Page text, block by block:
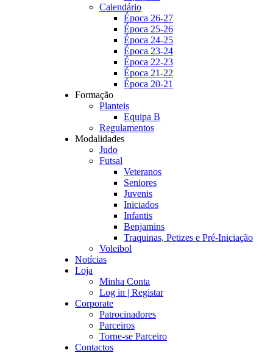
Calendário
Época 26-27
Época 25-26
Época 24-25
Época 23-24
Época 22-23
Época 21-22
Época 20-21
Formação
Planteis
Equipa B
Regulamentos
Modalidades
Judo
Futsal
Veteranos
Seniores
Juvenis
Iniciados
Infantis
Benjamins
Traquinas, Petizes e Pré-Iniciação
Voleibol
Notícias
Loja
Minha Conta
Log in | Registar
Corporate
Patrocinadores
Parceiros
Torne-se Parceiro
Contactos